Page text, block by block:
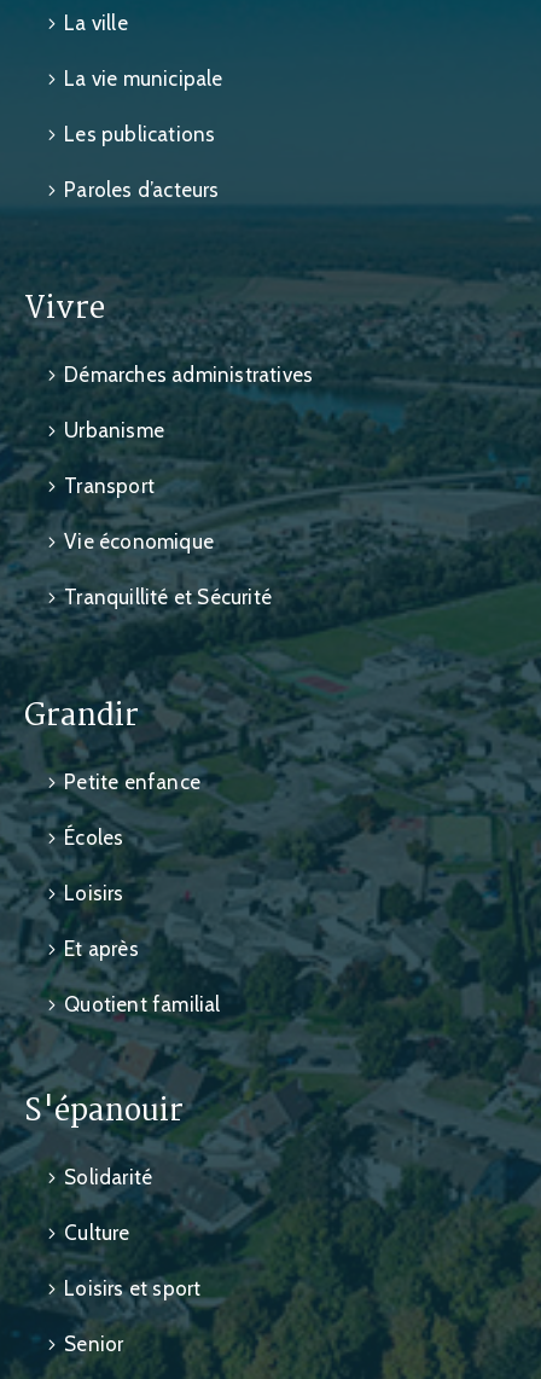
La ville
La vie municipale
Les publications
Paroles d’acteurs
Vivre
Démarches administratives
Urbanisme
Transport
Vie économique
Tranquillité et Sécurité
Grandir
Petite enfance
Écoles
Loisirs
Et après
Quotient familial
S'épanouir
Solidarité
Culture
Loisirs et sport
Senior